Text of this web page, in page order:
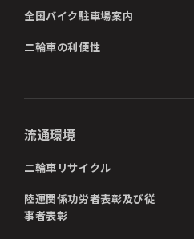
全国バイク駐車場案内
二輪車の利便性
流通環境
二輪車リサイクル
陸運関係功労者表彰及び従
事者表彰